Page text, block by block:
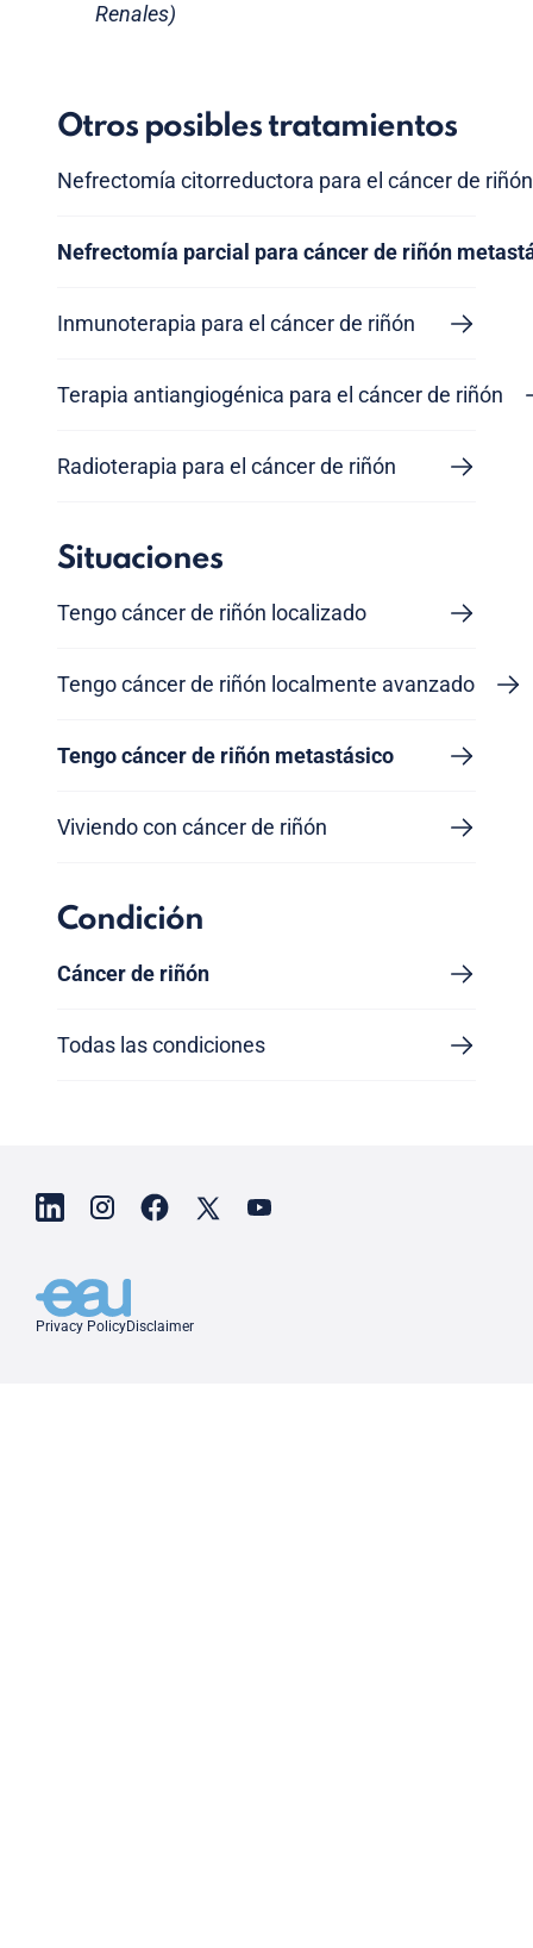
Renales)
Otros posibles tratamientos
Nefrectomía citorreductora para el cáncer de riñón
Nefrectomía parcial para cáncer de riñón
Inmunoterapia para el cáncer de riñón
Terapia antiangiogénica para el cáncer de riñón
Radioterapia para el cáncer de riñón
Situaciones
Tengo cáncer de riñón localizado
Tengo cáncer de riñón localmente avanzado
Tengo cáncer de riñón metastásico
Viviendo con cáncer de riñón
Condición
Cáncer de riñón
Todas las condiciones
Privacy PolicyDisclaimer